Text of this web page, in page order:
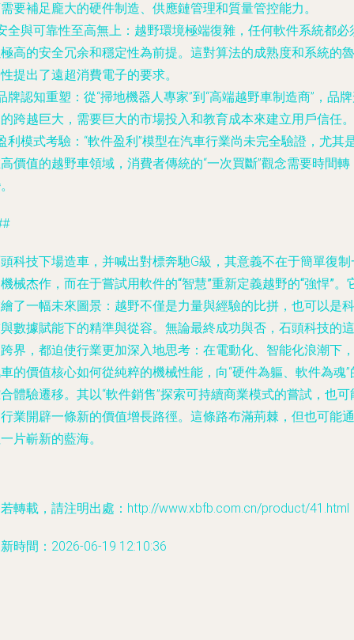
要補足龐大的硬件制造、供應鏈管理和質量管控能力。
全與可靠性至高無上 ：越野環境極端復雜，任何軟件系統都必
高的安全冗余和穩定性為前提。這對算法的成熟度和系統的魯
提出了遠超消費電子的要求。
牌認知重塑 ：從“掃地機器人專家”到“高端越野車制造商”，品
跨越巨大，需要巨大的市場投入和教育成本來建立用戶信任。
利模式考驗 ：“軟件盈利”模型在汽車行業尚未完全驗證，尤其
價值的越野車領域，消費者傳統的“一次買斷”觀念需要時間轉
科技下場造車，并喊出對標奔馳G級，其意義不在于簡單復制
械杰作，而在于嘗試用軟件的“智慧”重新定義越野的“強悍”。
了一幅未來圖景：越野不僅是力量與經驗的比拼，也可以是科
數據賦能下的精準與從容。無論最終成功與否，石頭科技的這
界，都迫使行業更加深入地思考：在電動化、智能化浪潮下，
的價值核心如何從純粹的機械性能，向“硬件為軀、軟件為魂”
體驗遷移。其以“軟件銷售”探索可持續商業模式的嘗試，也可
業開辟一條新的價值增長路徑。這條路布滿荊棘，但也可能通
片嶄新的藍海。
轉載，請注明出處：http://www.xbfb.com.cn/product/41.html
時間：2026-06-19 12:10:36